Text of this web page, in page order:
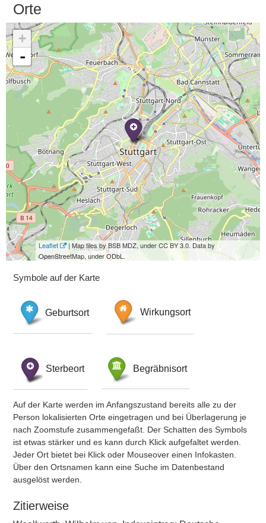
Orte
+
-
Leaflet
| Map tiles by BSB MDZ, under CC BY 3.0. Data by
OpenStreetMap, under ODbL.
Symbole auf der Karte
Geburtsort Wirkungsort
Sterbeort Begräbnisort
Auf der Karte werden im Anfangszustand bereits alle zu der
Person lokalisierten Orte eingetragen und bei Überlagerung je
nach Zoomstufe zusammengefaßt. Der Schatten des Symbols
ist etwas stärker und es kann durch Klick aufgefaltet werden.
Jeder Ort bietet bei Klick oder Mouseover einen Infokasten.
Über den Ortsnamen kann eine Suche im Datenbestand
ausgelöst werden.
Zitierweise